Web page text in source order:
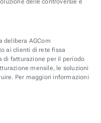
delle controversie è
delibera AGCom
ai clienti di rete fissa
di fatturazione per il periodo
mensile, le soluzioni
Per maggiori informazioni